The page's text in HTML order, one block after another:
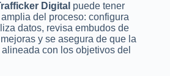
Digital puede tener
del proceso: configura
datos, revisa embudos de
y se asegura de que la
con los objetivos del